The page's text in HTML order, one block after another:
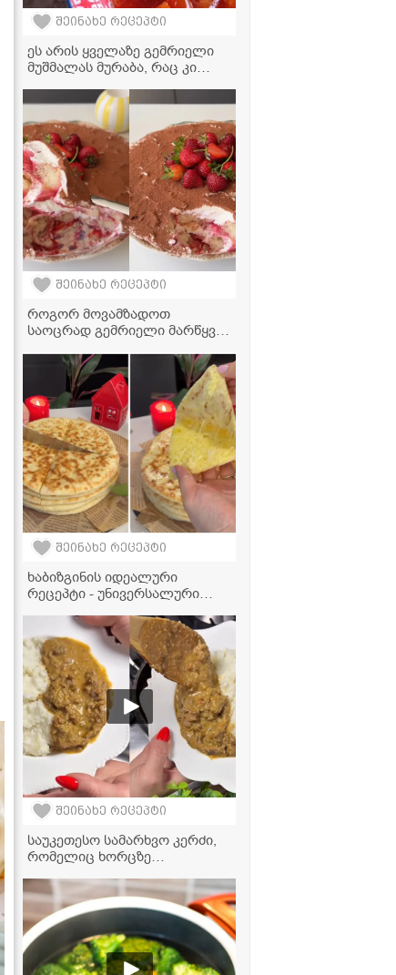
შეინახე რეცეპტი
ეს არის ყველაზე გემრიელი
მუშმალას მურაბა, რაც კი
მარიტივი რეცეპტი
შეინახე რეცეპტი
როგორ მოვამზადოთ
საოცრად გემრიელი მარწყვის
მარტივი რეცეპტი
შეინახე რეცეპტი
ხაბიზგინის იდეალური
რეცეპტი - უნივერსალური
და სხვა ცომეულშიც
გამოგადგებათ!
შეინახე რეცეპტი
საუკეთესო სამარხვო კერძი,
რომელიც ხორცზე
მარტივი რეცეპტი